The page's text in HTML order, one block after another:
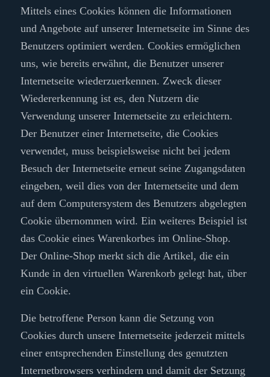
Mittels eines Cookies können die Informationen
und Angebote auf unserer Internetseite im Sinne des
Benutzers optimiert werden. Cookies ermöglichen
uns, wie bereits erwähnt, die Benutzer unserer
Internetseite wiederzuerkennen. Zweck dieser
Wiedererkennung ist es, den Nutzern die
Verwendung unserer Internetseite zu erleichtern.
Der Benutzer einer Internetseite, die Cookies
verwendet, muss beispielsweise nicht bei jedem
Besuch der Internetseite erneut seine Zugangsdaten
eingeben, weil dies von der Internetseite und dem
auf dem Computersystem des Benutzers abgelegten
Cookie übernommen wird. Ein weiteres Beispiel ist
das Cookie eines Warenkorbes im Online-Shop.
Der Online-Shop merkt sich die Artikel, die ein
Kunde in den virtuellen Warenkorb gelegt hat, über
ein Cookie.
Die betroffene Person kann die Setzung von
Cookies durch unsere Internetseite jederzeit mittels
einer entsprechenden Einstellung des genutzten
Internetbrowsers verhindern und damit der Setzung